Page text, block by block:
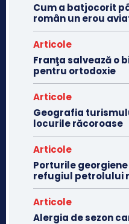
Cum a batjocorit
român un erou
Articole
Franţa salvează o
pentru ortodoxie
Articole
Geografia
locurile răcoroase
Articole
Porturile
refugiul petrolului
Articole
Alergia de sezon